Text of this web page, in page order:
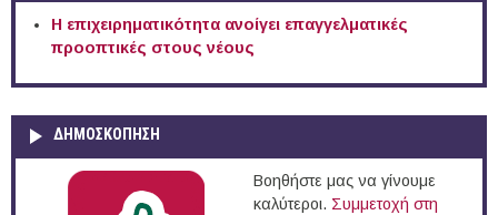
Η επιχειρηματικότητα ανοίγει επαγγελματικές
προοπτικές στους νέους
ΔΗΜΟΣΚΟΠΗΣΗ
Βοηθήστε μας να γίνουμε
καλύτεροι. Συμμετοχή στη